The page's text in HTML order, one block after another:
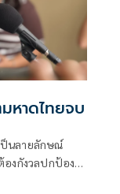
หาดไทยจบ
ป็นลายลักษณ์
งกังวลปกป้อง